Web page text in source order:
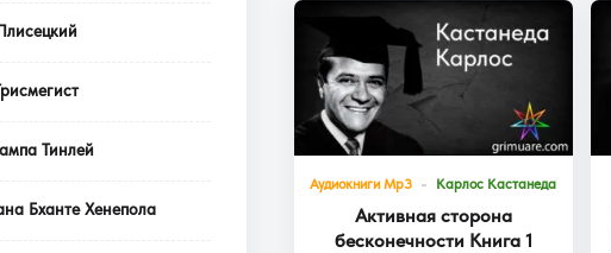
Аудиокниги Mp3 Карлос Кастанеда
Активная сторона
бесконечности Книга 1
Тинлей
Бханте Хенепола